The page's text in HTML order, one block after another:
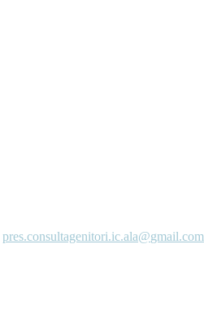
pres.consultagenitori.ic.ala@gmail.com